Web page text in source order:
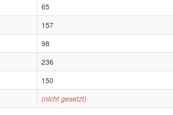
65
157
98
236
150
(nicht gesetzt)